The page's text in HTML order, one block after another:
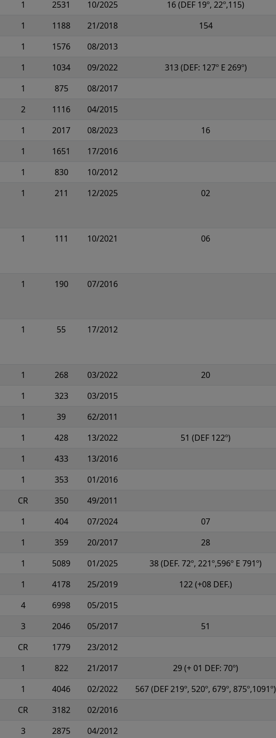
1 2531 10/2025 16 (DEF 19º, 22º,115)
1 1188 21/2018 154
1 1576 08/2013
1 1034 09/2022 313 (DEF: 127º E 269º)
1 875 08/2017
2 1116 04/2015
1 2017 08/2023 16
1 1651 17/2016
1 830 10/2012
1 211 12/2025 02
1 111 10/2021 06
1 190 07/2016
1 55 17/2012
1 268 03/2022 20
1 323 03/2015
1 39 62/2011
1 428 13/2022 51 (DEF 122º)
1 433 13/2016
1 353 01/2016
CR 350 49/2011
1 404 07/2024 07
1 359 20/2017 28
1 5089 01/2025 38 (DEF. 72º, 221º,596º E 791º)
1 4178 25/2019 122 (+08 DEF.)
4 6998 05/2015
3 2046 05/2017 51
CR 1779 23/2012
1 822 21/2017 29 (+ 01 DEF: 70º)
1 4046 02/2022 567 (DEF 219º, 520º, 679º, 875º,1091º)
CR 3182 02/2016
3 2875 04/2012